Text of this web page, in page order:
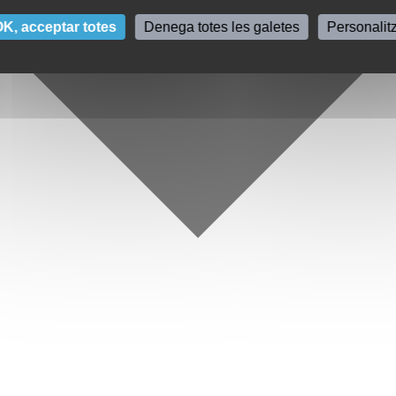
acceptar totes Denega totes les galetes